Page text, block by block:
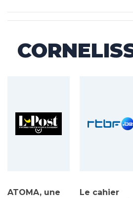
ATOMA, une
Le cahier